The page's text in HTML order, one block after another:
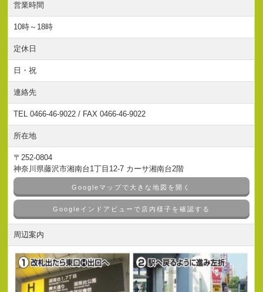
営業時間
10時～18時
定休日
日・祝
連絡先
TEL 0466-46-9022 / FAX 0466-46-9022
所在地
〒252-0804
神奈川県藤沢市湘南台1丁目12-7 カーサ湘南台2階
Googleマップで大きな地図を開く
Googleインドアビューで店内様子を確認する
周辺案内